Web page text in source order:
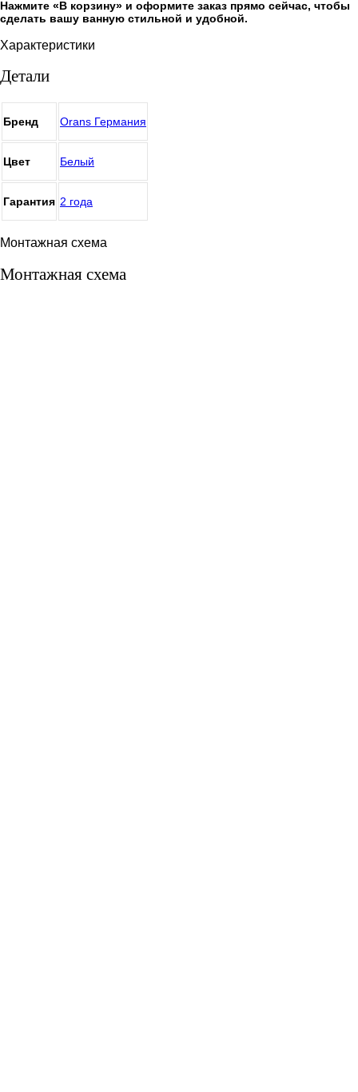
Нажмите «В корзину» и оформите заказ прямо сейчас, чтобы
сделать вашу ванную стильной и удобной.
Характеристики
Детали
Бренд Orans Германия
Цвет Белый
Гарантия 2 года
Монтажная схема
Монтажная схема